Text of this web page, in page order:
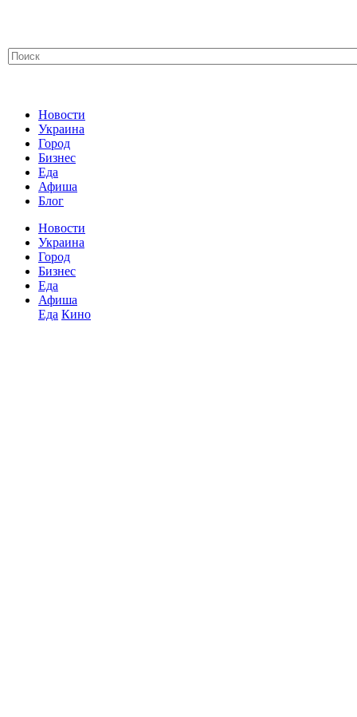
Новости
Украина
Город
Бизнес
Еда
Афиша
Блог
Новости
Украина
Город
Бизнес
Еда
Афиша
Еда Кино